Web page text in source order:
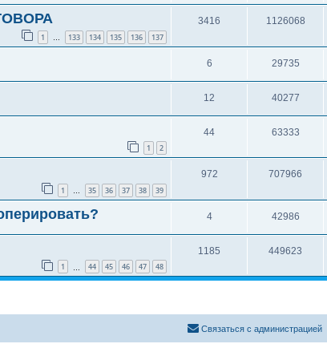
1 133 134 135 136 137
3416 1126068
6 29735
12 40277
1 2
44 63333
1 … 35 36 37 38 39
972 707966
4 42986
1 44 45 46 47 48
1185 449623
Связаться с администрацией